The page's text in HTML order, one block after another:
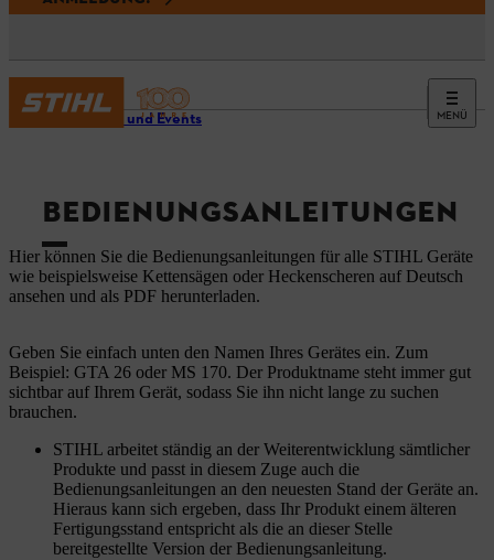
MENÜ
Service und Events
BEDIENUNGSANLEITUNGEN
Hier können Sie die Bedienungsanleitungen für alle STIHL Geräte
wie beispielsweise Kettensägen oder Heckenscheren auf Deutsch
ansehen und als PDF herunterladen.
Geben Sie einfach unten den Namen Ihres Gerätes ein. Zum
Beispiel: GTA 26 oder MS 170. Der Produktname steht immer gut
sichtbar auf Ihrem Gerät, sodass Sie ihn nicht lange zu suchen
brauchen.
STIHL arbeitet ständig an der Weiterentwicklung sämtlicher
Produkte und passt in diesem Zuge auch die
Bedienungsanleitungen an den neuesten Stand der Geräte an.
Hieraus kann sich ergeben, dass Ihr Produkt einem älteren
Fertigungsstand entspricht als die an dieser Stelle
bereitgestellte Version der Bedienungsanleitung.